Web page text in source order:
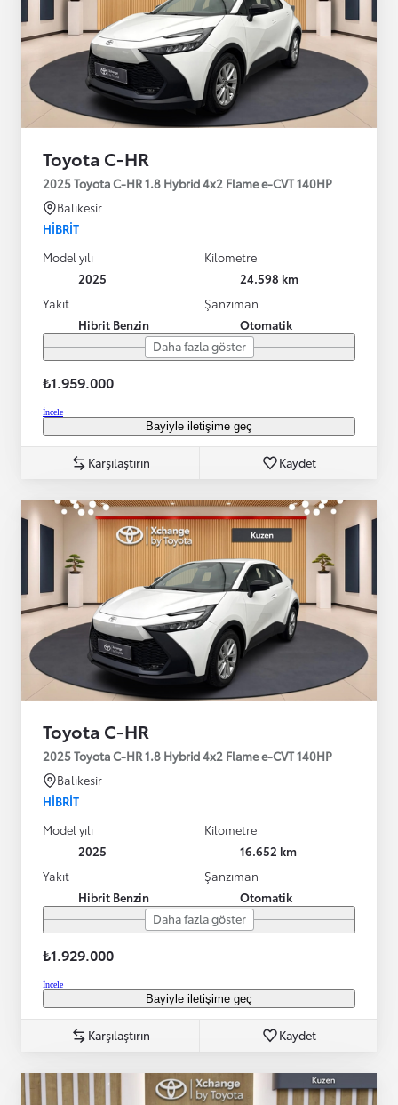
Toyota C-HR
2025 Toyota C-HR 1.8 Hybrid 4x2 Flame e-CVT 140HP
Balıkesir
HIBRIT
Model yılı
2025
Kilometre
24.598 km
Yakıt
Hibrit Benzin
Şanzıman
Otomatik
Daha fazla göster
₺1.959.000
İncele
Bayiyle iletişime geç
Karşılaştırın Kaydet
Toyota C-HR
2025 Toyota C-HR 1.8 Hybrid 4x2 Flame e-CVT 140HP
Balıkesir
HIBRIT
Model yılı
2025
Kilometre
16.652 km
Yakıt
Hibrit Benzin
Şanzıman
Otomatik
Daha fazla göster
₺1.929.000
İncele
Bayiyle iletişime geç
Karşılaştırın Kaydet